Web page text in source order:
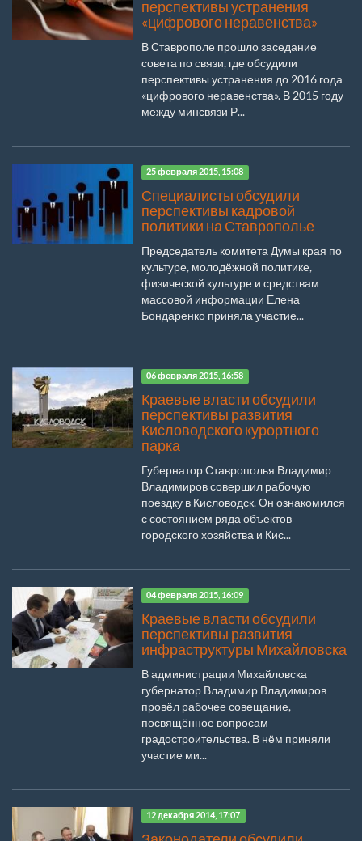
перспективы устранения
«цифрового неравенства»
В Ставрополе прошло заседание
совета по связи, где обсудили
перспективы устранения до 2016 года
«цифрового неравенства». В 2015 году
между минсвязи Р...
25 февраля 2015, 15:08
Специалисты обсудили
перспективы кадровой
политики на Ставрополье
Председатель комитета Думы края по
культуре, молодёжной политике,
физической культуре и средствам
массовой информации Елена
Бондаренко приняла участие...
06 февраля 2015, 16:58
Краевые власти обсудили
перспективы развития
Кисловодского курортного
парка
Губернатор Ставрополья Владимир
Владимиров совершил рабочую
поездку в Кисловодск. Он ознакомился
с состоянием ряда объектов
городского хозяйства и Кис...
04 февраля 2015, 16:09
Краевые власти обсудили
перспективы развития
инфраструктуры Михайловска
В администрации Михайловска
губернатор Владимир Владимиров
провёл рабочее совещание,
посвящённое вопросам
градостроительства. В нём приняли
участие ми...
12 декабря 2014, 17:07